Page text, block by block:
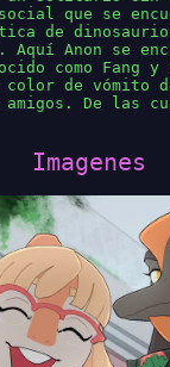
que se
de
Anon se
como Fang
color de vómito
De las
Imagenes